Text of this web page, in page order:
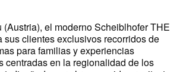
el moderno Scheiblhofer THE
sus clientes exclusivos recorridos de
para familias y experiencias
centradas en la regionalidad de los